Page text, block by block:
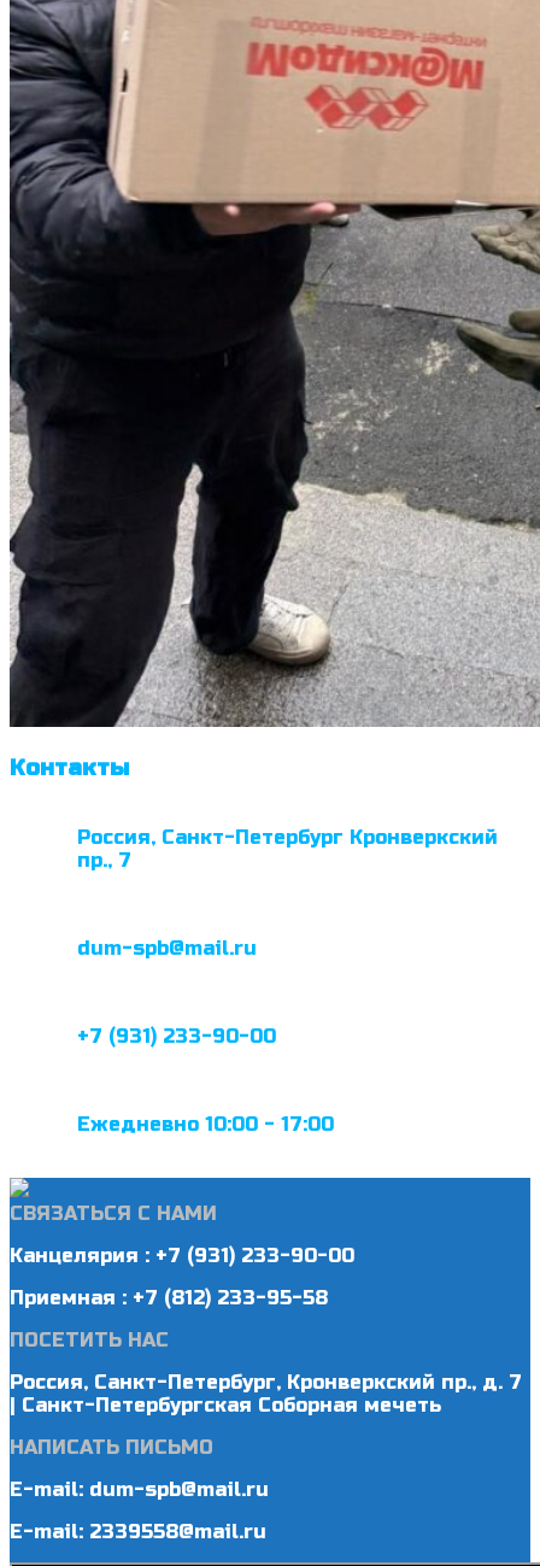
Контакты
Россия, Санкт-Петербург Кронверкский
пр., 7
dum-spb@mail.ru
+7 (931) 233-90-00
Ежедневно 10:00 - 17:00
СВЯЗАТЬСЯ С НАМИ
Канцелярия : +7 (931) 233-90-00
Приемная : +7 (812) 233-95-58
ПОСЕТИТЬ НАС
Россия, Санкт-Петербург, Кронверкский пр., д. 7
| Санкт-Петербургская Соборная мечеть
НАПИСАТЬ ПИСЬМО
E-mail: dum-spb@mail.ru
E-mail: 2339558@mail.ru